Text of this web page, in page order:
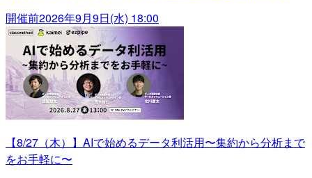
開催前2026年9月9日(水) 18:00
【8/27（木）】AIで始めるデータ利活用〜集約から分析まで
をお手軽に〜